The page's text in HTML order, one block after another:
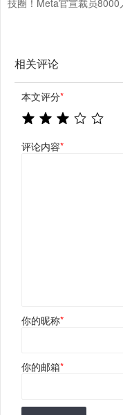
相关评论
本文评分*
评论内容*
你的昵称*
你的邮箱*